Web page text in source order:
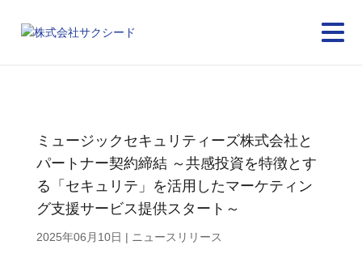
ミュージックセキュリティーズ株式会社と
パートナー契約締結 ～共感投資を特徴とす
る「セキュリテ」を活用したマーケティン
グ支援サービス提供スタート～
2025年06月10日 | ニュースリリース